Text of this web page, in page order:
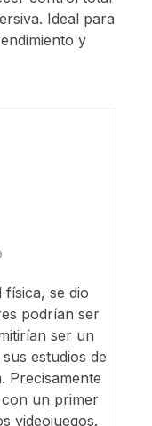
Ideal para
y
física, se dio
podrían ser
ser un
estudios de
Precisamente
un primer
videojuegos.